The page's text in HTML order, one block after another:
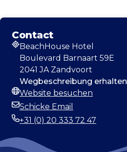
Contact
Adresse
BeachHouse Hotel
Boulevard Barnaart 59E
2041 JA Zandvoort
Wegbeschreibung erhalten
Webseite
Website besuchen
E-Mail-Adresse
Schicke Email
Telefonnummer
+31 (0) 20 333 72 47